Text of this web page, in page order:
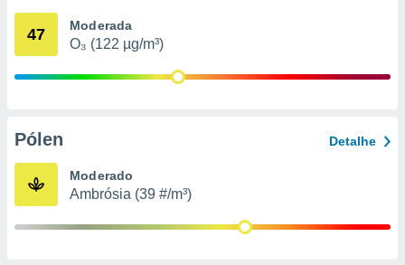
através
estudos
47 Moderada
O₃ (122 µg/m³)
Pólen Detalhe
Moderado
Ambrósia (39 #/m³)